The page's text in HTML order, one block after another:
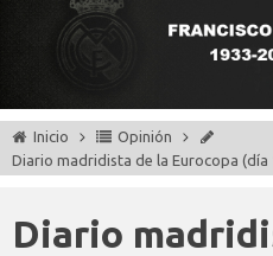
Inicio
Opinión
Diario madridista de la Eurocopa (día
Diario